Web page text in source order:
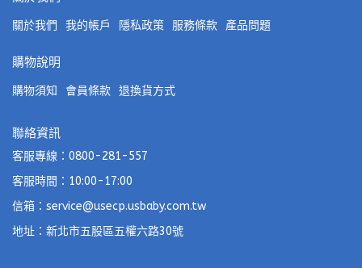
關於我們 我的帳戶 隱私政策 服務條款 產品問題
購物說明
購物須知 會員條款 退換貨方式
聯絡資訊
客服專線：0800-281-557
客服時間：10:00-17:00
信箱：service@usecp.usbaby.com.tw
地址：新北市五股區五權六路30號